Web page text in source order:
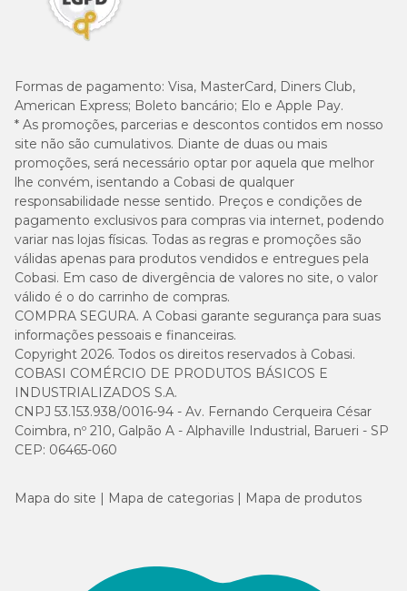
Formas de pagamento: Visa, MasterCard, Diners Club,
American Express; Boleto bancário; Elo e Apple Pay.
* As promoções, parcerias e descontos contidos em nosso
site não são cumulativos. Diante de duas ou mais
promoções, será necessário optar por aquela que melhor
lhe convém, isentando a Cobasi de qualquer
responsabilidade nesse sentido. Preços e condições de
pagamento exclusivos para compras via internet, podendo
variar nas lojas físicas. Todas as regras e promoções são
válidas apenas para produtos vendidos e entregues pela
Cobasi. Em caso de divergência de valores no site, o valor
válido é o do carrinho de compras.
COMPRA SEGURA. A Cobasi garante segurança para suas
informações pessoais e financeiras.
Copyright 2026. Todos os direitos reservados à Cobasi.
COBASI COMÉRCIO DE PRODUTOS BÁSICOS E
INDUSTRIALIZADOS S.A.
CNPJ 53.153.938/0016-94 - Av. Fernando Cerqueira César
Coimbra, nº 210, Galpão A - Alphaville Industrial, Barueri - SP
CEP: 06465-060
Mapa do site Mapa de categorias Mapa de produtos